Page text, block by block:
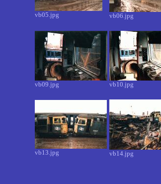
vb05.jpg vb06.jpg
vb09.jpg vb10.jpg
vb13.jpg vb14.jpg